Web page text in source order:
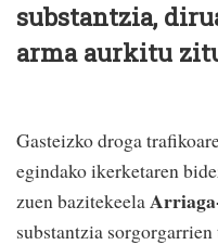
substantzia,
arma aurkitu
Gasteizko droga
egindako ikerketaren
zuen bazitekeela
substantzia